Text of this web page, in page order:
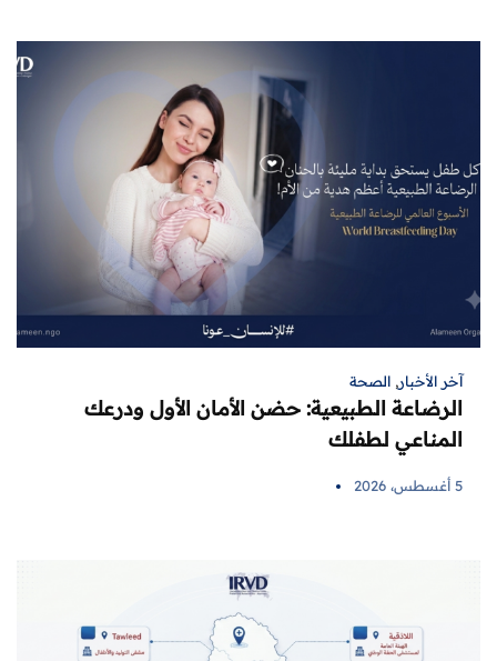
آخر الأخبار, الصحة
الرضاعة الطبيعية: حضن الأمان الأول ودرعك
المناعي لطفلك
5 أغسطس، 2026